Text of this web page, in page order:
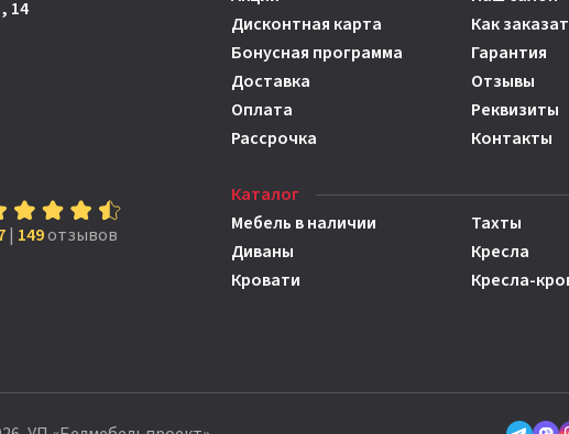
14
| 149отзывов
Дисконтная карта
Как
Бонусная программа
Гарантия
Доставка
Отзывы
Оплата
Реквизиты
Рассрочка
Контакты
Каталог
Мебель в наличии
Диваны
Кровати
Тахты
Кресла
Кресла-